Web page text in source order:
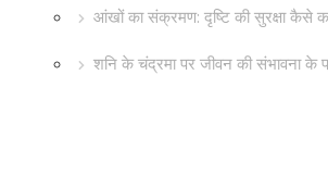
आंखों का संक्रमण: दृष्टि की सुरक्षा कैसे
शनि के चंद्रमा पर जीवन की संभावना के